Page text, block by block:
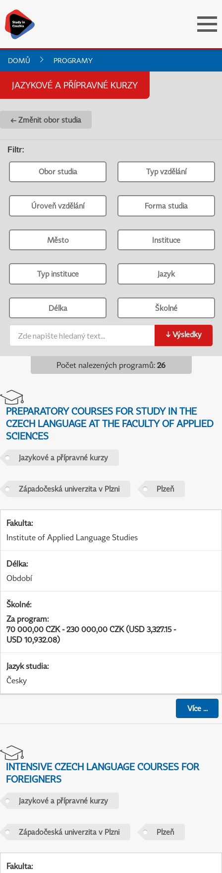
DOMŮ PROGRAMY
JAZYKOVÉ A PŘÍPRAVNÉ KURZY
← Změnit obor studia
Filtr:
Obor studia Typ vzdělání
Úroveň vzdělání Forma studia
Město Instituce
Typ instituce Jazyk
Délka Školné
↓ Výsledky
Počet nalezených programů: 26
PREPARATORY COURSES FOR STUDY IN THE
CZECH LANGUAGE AT THE FACULTY OF APPLIED
SCIENCES
Jazykové a přípravné kurzy
Západočeská univerzita v Plzni Plzeň
Fakulta:
Institute of Applied Language Studies
Délka:
Období
Školné:
Za program:
70 000,00 CZK - 230 000,00 CZK (USD 3,327.15 -
USD 10,932.08)
Jazyk studia:
Česky
Více...
INTENSIVE CZECH LANGUAGE COURSES FOR
FOREIGNERS
Jazykové a přípravné kurzy
Západočeská univerzita v Plzni Plzeň
Fakulta: